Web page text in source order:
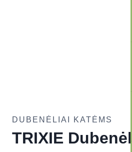
DUBENĖLIAI KATĖMS
TRIXIE